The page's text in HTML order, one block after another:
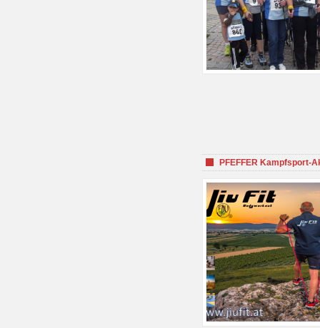
PFEFFER Kampfsport-